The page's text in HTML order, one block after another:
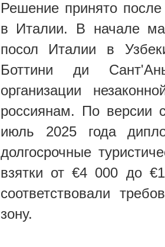
Решение принято после
в Италии. В начале
посол Италии в
Боттини ди
организации
россиянам. По версии
июль 2025 года
долгосрочные
взятки от €4 000 до
соответствовали
зону.